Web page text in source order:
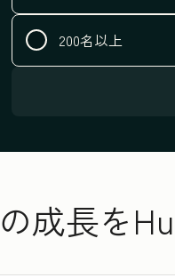
200名以上
成長を